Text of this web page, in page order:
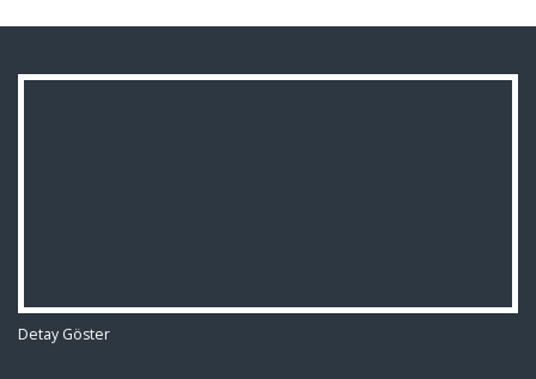
Detay Göster